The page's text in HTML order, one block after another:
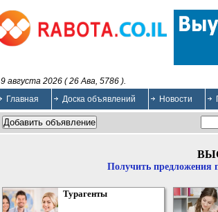
9 августа 2026 ( 26 Ава, 5786 ).
Главная
Доска объявлений Новости
Получить предложения
Турагенты